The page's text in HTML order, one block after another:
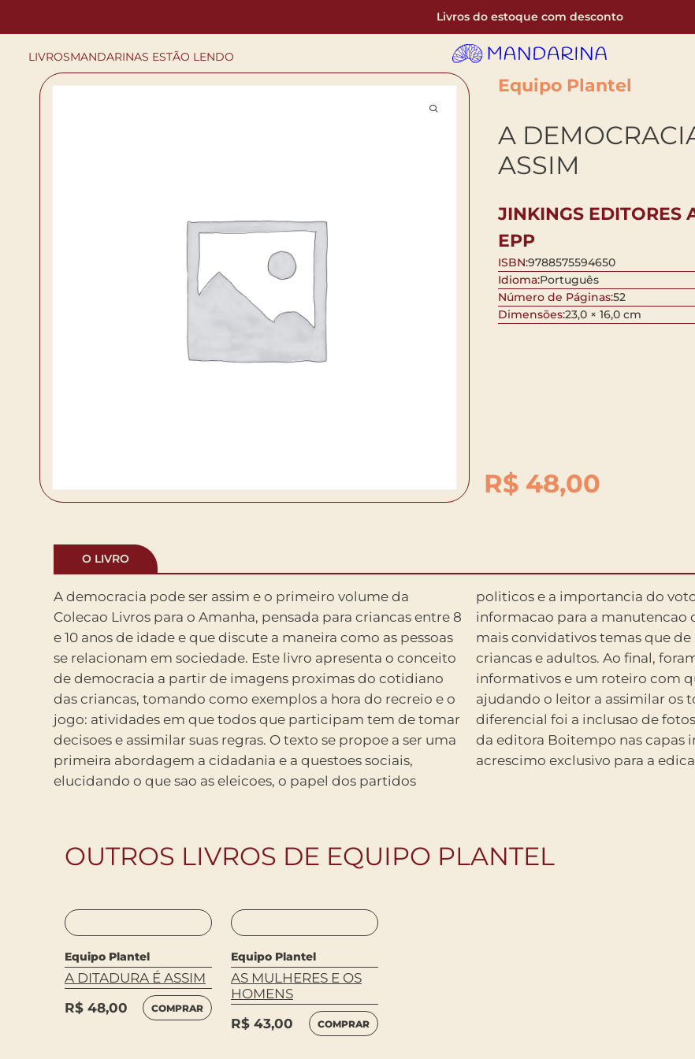
Livros do estoque com desconto
LIVROSMANDARINAS ESTÃO LENDO
Equipo Plantel
A
ASSIM
JINKINGS EDITORES
EPP
ISBN:9788575594650
Idioma:Português
Número de Páginas:52
Dimensões:23,0 × 16,0 cm
R$48,00
O LIVRO
A democracia pode ser assim e o primeiro volume da
Colecao Livros para o Amanha, pensada para criancas entre 8
e 10 anos de idade e que discute a maneira como as pessoas
se relacionam em sociedade. Este livro apresenta o conceito
de democracia a partir de imagens proximas do cotidiano
das criancas, tomando como exemplos a hora do recreio e o
jogo: atividades em que todos que participam tem de tomar
decisoes e assimilar suas regras. O texto se propoe a ser uma
primeira abordagem a cidadania e a questoes sociais,
elucidando o que sao as eleicoes, o papel dos partidos
politicos e a importancia do voto, dos direitos humanos e da
informacao para a manutencao das liberdades, tornando
mais convidativos temas que de inicio podem intimidar
criancas e adultos. Ao final, foram incluidos dois textos
informativos e um roteiro com questoes para reflexao,
ajudando o leitor a assimilar os topicos abordados. Outro
diferencial foi a inclusao de fotos 3×4 enviadas pelos leitores
da editora Boitempo nas capas internas deste livro,
acrescimo exclusivo para a
OUTROS LIVROS DE EQUIPO PLANTEL
Equipo Plantel
A DITADURA É ASSIM
R$ 48,00 COMPRAR
Equipo Plantel
AS MULHERES E OS
HOMENS
R$ 43,00 COMPRAR